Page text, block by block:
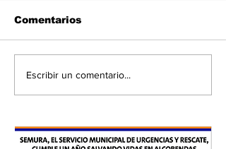
Comentarios
Escribir un comentario...